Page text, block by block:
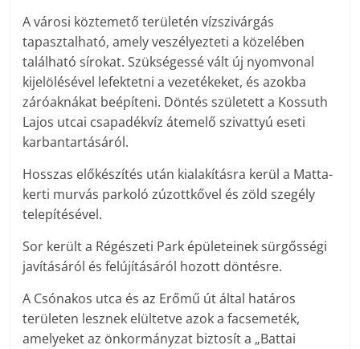
A városi köztemető területén vízszivárgás
tapasztalható, amely veszélyezteti a közelében
található sírokat. Szükségessé vált új nyomvonal
kijelölésével lefektetni a vezetékeket, és azokba
záróaknákat beépíteni. Döntés született a Kossuth
Lajos utcai csapadékvíz átemelő szivattyú eseti
karbantartásáról.
Hosszas előkészítés után kialakításra kerül a Matta-
kerti murvás parkoló zúzottkővel és zöld szegély
telepítésével.
Sor került a Régészeti Park épületeinek sürgősségi
javításáról és felújításáról hozott döntésre.
A Csónakos utca és az Erőmű út által határos
területen lesznek elültetve azok a facsemeték,
amelyeket az önkormányzat biztosít a „Battai